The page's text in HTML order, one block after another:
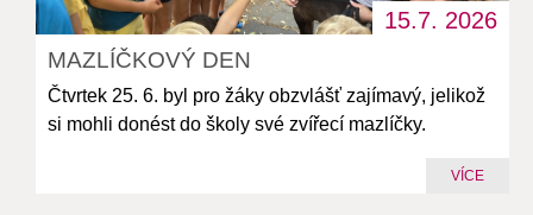
15.7. 2026
MAZLÍČKOVÝ DEN
Čtvrtek 25. 6. byl pro žáky obzvlášť zajímavý, jelikož
si mohli donést do školy své zvířecí mazlíčky.
VÍCE